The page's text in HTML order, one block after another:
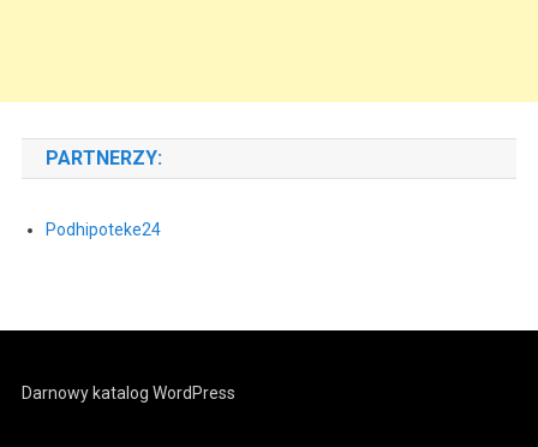
PARTNERZY:
Podhipoteke24
Darnowy katalog WordPress